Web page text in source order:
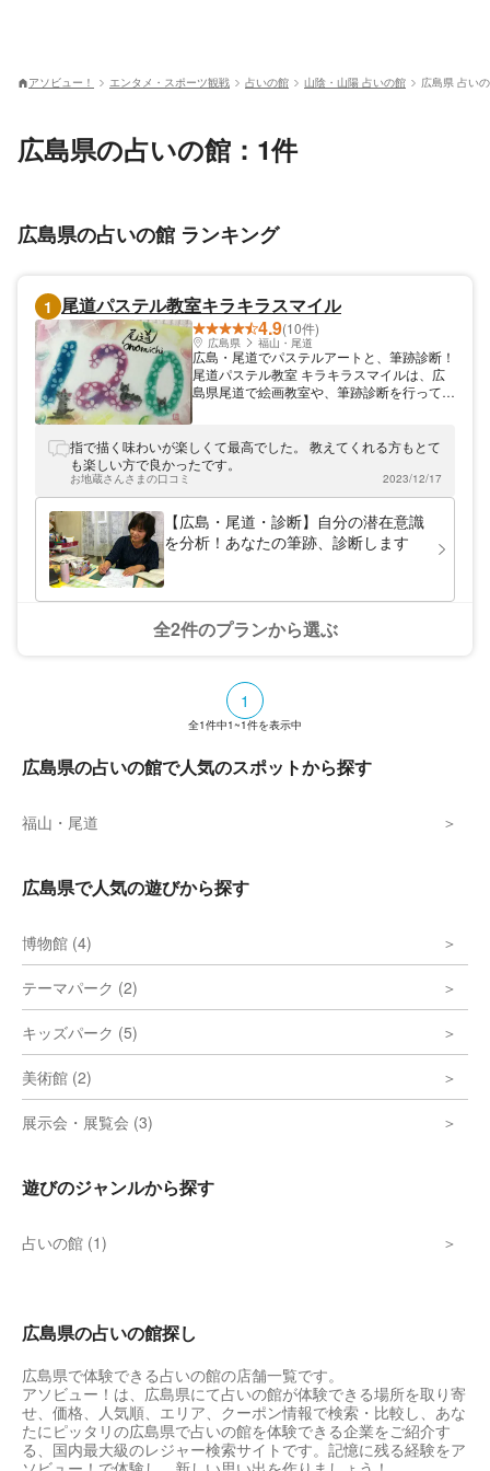
アソビュー！ エンタメ・スポーツ観戦 占いの館 山陰・山陽 占いの館 広島県 占い
広島県の占いの館：1件
広島県の占いの館 ランキング
1 尾道パステル教室キラキラスマイル
4.9(10件)
広島県 福山・尾道
広島・尾道でパステルアートと、筆跡診断！
尾道パステル教室 キラキラスマイルは、広
島県尾道で絵画教室や、筆跡診断を行ってお
す。尾道の観光スポットのご案内や、割引券
もご用意しております。
指で描く味わいが楽しくて最高でした。 教えてくれる方もとて
も楽しい方で良かったです。
お地蔵さんさまの口コミ 2023/12/17
【広島・尾道・診断】自分の潜在意識
を分析！あなたの筆跡、診断します
全2件のプランから選ぶ
1
全1件中1~1件を表示中
広島県の占いの館で人気のスポットから探す
福山・尾道
広島県で人気の遊びから探す
博物館 (4)
テーマパーク (2)
キッズパーク (5)
美術館 (2)
展示会・展覧会 (3)
遊びのジャンルから探す
占いの館 (1)
広島県の占いの館探し
広島県で体験できる占いの館の店舗一覧です。
アソビュー！は、広島県にて占いの館が体験できる場所を取り寄
せ、価格、人気順、エリア、クーポン情報で検索・比較し、あな
たにピッタリの広島県で占いの館を体験できる企業をご紹介す
る、国内最大級のレジャー検索サイトです。記憶に残る経験をア